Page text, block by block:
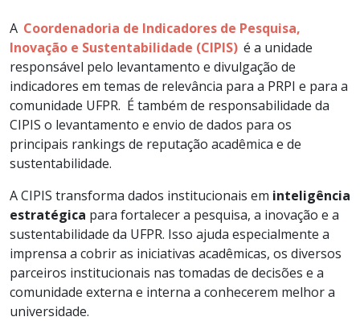
A Coordenadoria de Indicadores de Pesquisa,
Inovação e Sustentabilidade (CIPIS) é a unidade
responsável pelo levantamento e divulgação de
indicadores em temas de relevância para a PRPI e para a
comunidade UFPR. É também de responsabilidade da
CIPIS o levantamento e envio de dados para os
principais rankings de reputação acadêmica e de
sustentabilidade.
A CIPIS transforma dados institucionais em inteligência
estratégica para fortalecer a pesquisa, a inovação e a
sustentabilidade da UFPR. Isso ajuda especialmente a
imprensa a cobrir as iniciativas acadêmicas, os diversos
parceiros institucionais nas tomadas de decisões e a
comunidade externa e interna a conhecerem melhor a
universidade.